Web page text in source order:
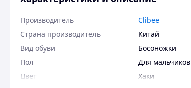
Производитель
Clibee
Страна производитель
Китай
Вид обуви
Босоножки
Пол
Для мальчиков
Цвет
Хаки